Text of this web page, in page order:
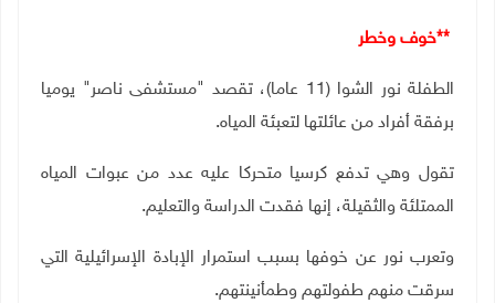
**خوف وخطر
الطفلة نور الشوا (11 عاما)، تقصد "مستشفى ناصر" يوميا
برفقة أفراد من عائلتها لتعبئة المياه.
تقول وهي تدفع كرسيا متحركا عليه عدد من عبوات المياه
الممتلئة والثقيلة، إنها فقدت الدراسة والتعليم.
وتعرب نور عن خوفها بسبب استمرار الإبادة الإسرائيلية التي
سرقت منهم طفولتهم وطمأنينتهم.